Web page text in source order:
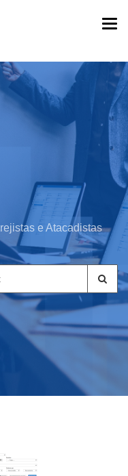
e Atacadistas